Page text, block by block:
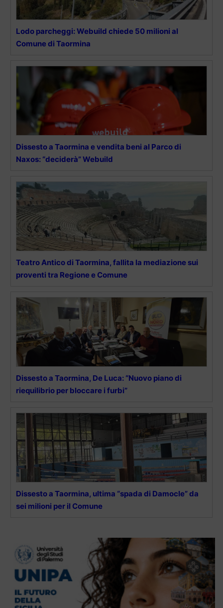
Lodo parcheggi: Webuild chiede 50 milioni al
Comune di Taormina
Dissesto a Taormina e vendita beni al Parco di
Naxos: “deciderà” Webuild
Teatro Antico di Taormina, fallita la mediazione sui
proventi tra Regione e Comune
Dissesto a Taormina, De Luca: “Nuovo piano di
riequilibrio per bloccare i furbi”
Dissesto a Taormina, ultima “spada di Damocle” da
sei milioni per il Comune